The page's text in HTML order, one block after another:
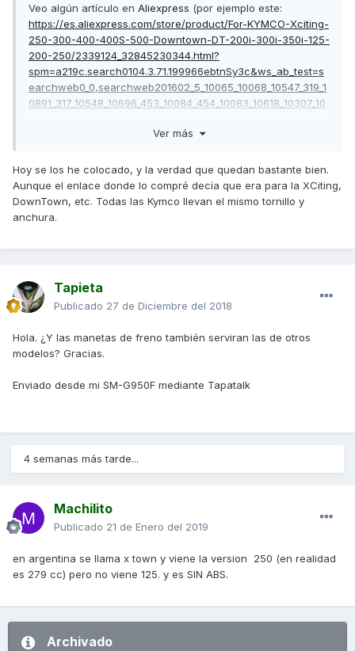
Veo algún artículo en Aliexpress (por ejemplo este:
https://es.aliexpress.com/store/product/For-KYMCO-Xciting-
250-300-400-400S-500-Downtown-DT-200i-300i-350i-125-
200-250/2339124_32845230344.html?
spm=a219c.search0104.3.71.199966ebtnSy3c&ws_ab_test=s
earchweb0_0,searchweb201602_5_10065_10068_10547_319_1
0891_317_10548_10696_453_10084_454_10083_10618_10307_10
031_321_322_10103_5727015_5727515,searchweb201603_51,
4c1e6f2d2c30-9&algo_pvid=c474e975-f99c-44e0-aa31-
4c1e6f2d2c30)
Ver más
Hoy se los he colocado, y la verdad que quedan bastante bien.
Aunque el enlace donde lo compré decía que era para la XCiting,
DownTown, etc. Todas las Kymco llevan el mismo tornillo y
anchura.
Tapieta
Publicado 27 de Diciembre del 2018
Hola. ¿Y las manetas de freno también serviran las de otros
modelos? Gracias.
Enviado desde mi SM-G950F mediante Tapatalk
4 semanas más tarde...
Machilito
Publicado 21 de Enero del 2019
en argentina se llama x town y viene la version 250 (en realidad
es 279 cc) pero no viene 125. y es SIN ABS.
Archivado